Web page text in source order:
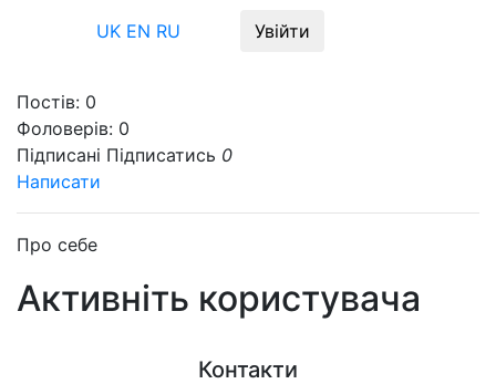
UK EN RU Увійти
Постів: 0
Фоловерів: 0
Підписані Підписатись 0
Написати
Про себе
Активніть користувача
Контакти